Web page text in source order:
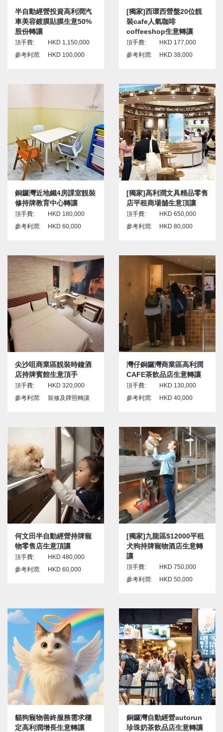
半自動經營投資高利潤汽
車美容鍍膜貼膜生意50%
股份轉讓
頂手費:
HKD 1,150,000
參考利潤:
HKD 100,000
[獨家]西環西營盤20位靚
裝cafe人氣咖啡
coffeeshop生意轉讓
頂手費:
HKD 177,000
參考利潤:
HKD 38,000
銅鑼灣近地鐵4房課室靚裝
修持牌教育中心轉讓
頂手費:
HKD 180,000
參考利潤:
HKD 60,000
[獨家]高利潤文具精品零售
店平租商場舖生意頂讓
頂手費:
HKD 650,000
參考利潤:
HKD 80,000
尖沙咀商業區靚裝時鐘酒
店持牌賓館生意頂手
頂手費:
HKD 320,000
參考利潤:
裝修及牌照轉讓
灣仔銅鑼灣商業區高利潤
CAFE茶飲品店生意轉讓
頂手費:
HKD 130,000
參考利潤:
HKD 40,000
何文田半自動經營持牌寵
物零售店生意頂讓
頂手費:
HKD 480,000
參考利潤:
HKD 60,000
[獨家]九龍區$12000平租
犬狗持牌寵物酒店生意轉
讓
頂手費:
HKD 750,000
參考利潤:
HKD 50,000
貓狗寵物善終服務需求穩
定高利潤增長生意轉讓
銅鑼灣自動經營autorun
珍珠奶茶飲品店生意轉讓